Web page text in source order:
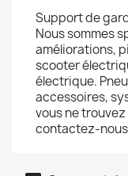
Support de
Nous sommes
améliorations,
scooter
électrique.
accessoires,
vous ne
contactez-